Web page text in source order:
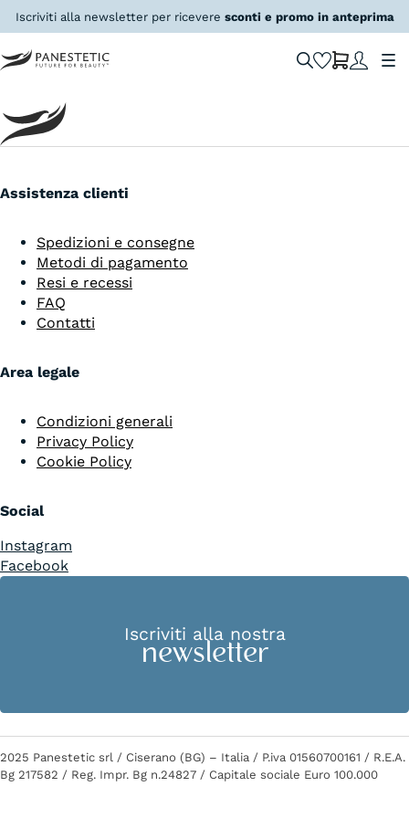
Iscriviti alla newsletter per ricevere sconti e promo in anteprima
Oxyface
27,00€
Assistenza clienti
Spedizioni e consegne
Metodi di pagamento
Resi e recessi
FAQ
Contatti
Area legale
Condizioni generali
Privacy Policy
Cookie Policy
Social
Instagram
Facebook
Iscriviti alla nostra
newsletter
2025 Panestetic srl / Ciserano (BG) – Italia / P.iva 01560700161 / R.E.A.
Bg 217582 / Reg. Impr. Bg n.24827 / Capitale sociale Euro 100.000